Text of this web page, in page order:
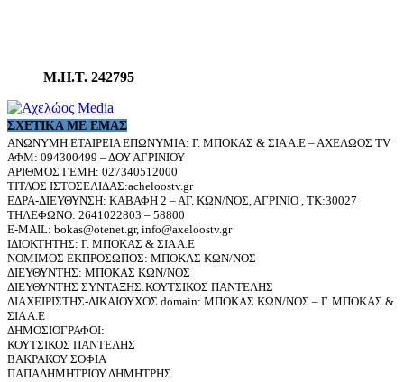
Μ.Η.Τ. 242795
ΣΧΕΤΙΚΆ ΜΕ ΕΜΆΣ
ΑΝΩΝΥΜΗ ΕΤΑΙΡΕΙΑ ΕΠΩΝΥΜΙΑ: Γ. ΜΠΟΚΑΣ & ΣΙΑ Α.Ε – ΑΧΕΛΩΟΣ TV
ΑΦΜ: 094300499 – ΔΟΥ ΑΓΡΙΝΙΟΥ
ΑΡΙΘΜΟΣ ΓΕΜΗ: 027340512000
ΤΙΤΛΟΣ ΙΣΤΟΣΕΛΙΔΑΣ:acheloostv.gr
ΕΔΡΑ-ΔΙΕΥΘΥΝΣΗ: ΚΑΒΑΦΗ 2 – ΑΓ. ΚΩΝ/ΝΟΣ, ΑΓΡΙΝΙΟ , ΤΚ:30027
ΤΗΛΕΦΩΝΟ: 2641022803 – 58800
E-MAIL: bokas@otenet.gr, info@axeloostv.gr
ΙΔΙΟΚΤΗΤΗΣ: Γ. ΜΠΟΚΑΣ & ΣΙΑ Α.Ε
ΝΟΜΙΜΟΣ ΕΚΠΡΟΣΩΠΟΣ: ΜΠΟΚΑΣ ΚΩΝ/ΝΟΣ
ΔΙΕΥΘΥΝΤΗΣ: ΜΠΟΚΑΣ ΚΩΝ/ΝΟΣ
ΔΙΕΥΘΥΝΤΗΣ ΣΥΝΤΑΞΗΣ:ΚΟΥΤΣΙΚΟΣ ΠΑΝΤΕΛΗΣ
ΔΙΑΧΕΙΡΙΣΤΗΣ-ΔΙΚΑΙΟΥΧΟΣ domain: ΜΠΟΚΑΣ ΚΩΝ/ΝΟΣ – Γ. ΜΠΟΚΑΣ &
ΣΙΑ Α.Ε
ΔΗΜΟΣΙΟΓΡΑΦΟΙ:
ΚΟΥΤΣΙΚΟΣ ΠΑΝΤΕΛΗΣ
ΒΑΚΡΑΚΟΥ ΣΟΦΙΑ
ΠΑΠΑΔΗΜΗΤΡΙΟΥ ΔΗΜΗΤΡΗΣ